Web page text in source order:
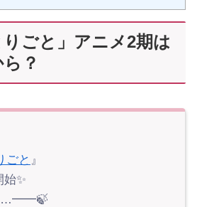
りごと」アニメ2期は
？
ごと 』
✨